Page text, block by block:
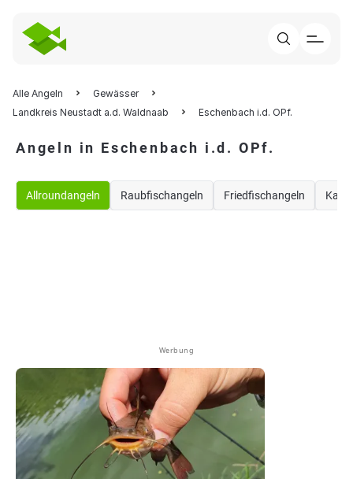
Alle Angeln
Gewässer
Landkreis Neustadt a.d. Waldnaab
Eschenbach i.d. OPf.
Angeln in Eschenbach i.d. OPf.
Allroundangeln Raubfischangeln Friedfischangeln
Werbung